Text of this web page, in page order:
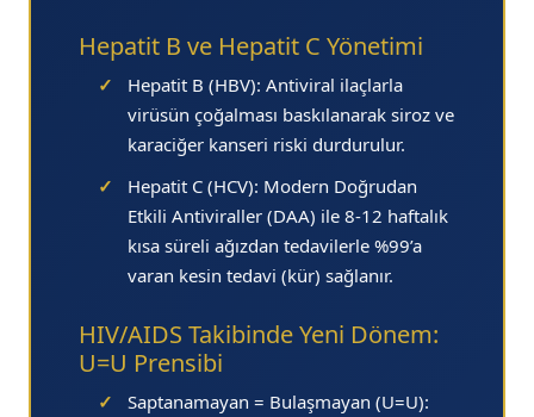
Hepatit B ve Hepatit C Yönetimi
✓ Hepatit B (HBV): Antiviral ilaçlarla
virüsün çoğalması baskılanarak siroz ve
karaciğer kanseri riski durdurulur.
✓
Hepatit C (HCV): Modern Doğrudan
Etkili Antiviraller (DAA) ile 8-12 haftalık
kısa süreli ağızdan tedavilerle %99’a
varan kesin tedavi (kür) sağlanır.
HIV/AIDS Takibinde Yeni Dönem:
U=U Prensibi
✓
Saptanamayan = Bulaşmayan (U=U):